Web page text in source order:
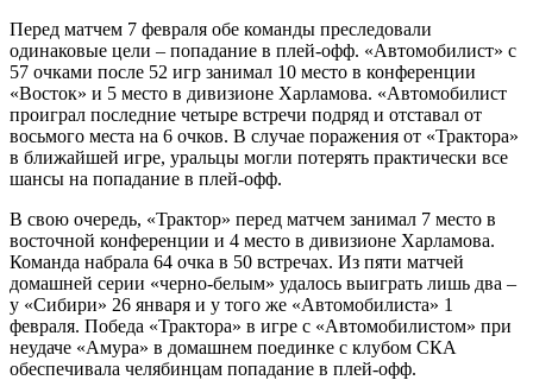
Перед матчем 7 февраля обе команды преследовали
одинаковые цели – попадание в плей-офф. «Автомобилист» с
57 очками после 52 игр занимал 10 место в конференции
«Восток» и 5 место в дивизионе Харламова. «Автомобилист
проиграл последние четыре встречи подряд и отставал от
восьмого места на 6 очков. В случае поражения от «Трактора»
в ближайшей игре, уральцы могли потерять практически все
шансы на попадание в плей-офф.
В свою очередь, «Трактор» перед матчем занимал 7 место в
восточной конференции и 4 место в дивизионе Харламова.
Команда набрала 64 очка в 50 встречах. Из пяти матчей
домашней серии «черно-белым» удалось выиграть лишь два –
у «Сибири» 26 января и у того же «Автомобилиста» 1
февраля. Победа «Трактора» в игре с «Автомобилистом» при
неудаче «Амура» в домашнем поединке с клубом СКА
обеспечивала челябинцам попадание в плей-офф.